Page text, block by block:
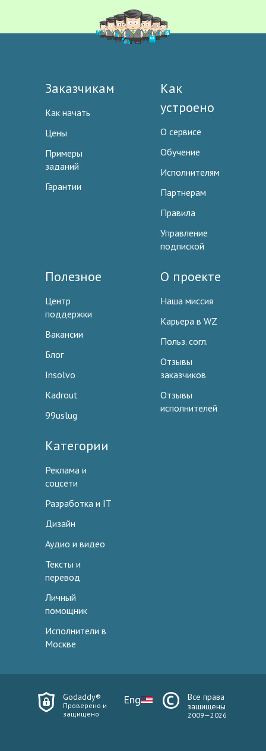
Заказчикам
Как начать
Цены
Примеры
заданий
Гарантии
Как
устроено
О сервисе
Обучение
Исполнителям
Партнерам
Правила
Управление
подпиской
Полезное
Центр
поддержки
Вакансии
Блог
Insolvo
Kadrout
99uslug
О проекте
Наша миссия
Карьера в WZ
Польз. согл.
Отзывы
заказчиков
Отзывы
исполнителей
Категории
Реклама и
соцсети
Разработка и IT
Дизайн
Аудио и видео
Тексты и
перевод
Личный
помощник
Исполнители в
Москве
Godaddy®
Проверено и
защищено
Eng
Все права
защищены
2009—2026